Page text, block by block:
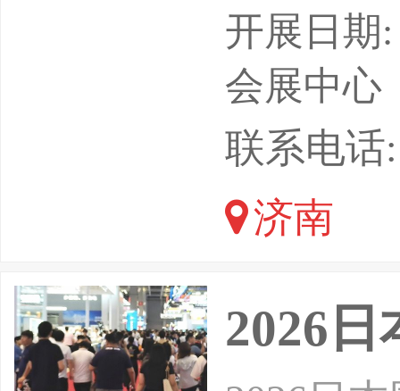
会和全
广阔。
场扩建
力。在
全球
开展日期
会展中心
联系电话
济南
2026